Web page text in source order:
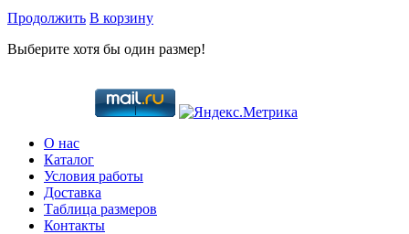
Продолжить В корзину
Выберите хотя бы один размер!
О нас
Каталог
Условия работы
Доставка
Таблица размеров
Контакты